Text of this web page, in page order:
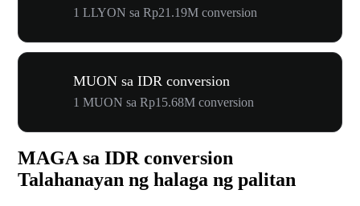
1 LLYON sa Rp21.19M conversion
MUON sa IDR conversion
1 MUON sa Rp15.68M conversion
MAGA sa IDR conversion
Talahanayan ng halaga ng palitan